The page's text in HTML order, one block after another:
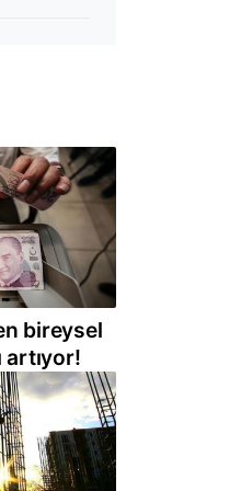
bireysel
artıyor!